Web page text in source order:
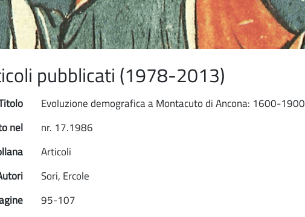
pubblicati (1978-2013)
Evoluzione demografica a Montacuto di Ancona: 1600-1900
nel
nr. 17.1986
Articoli
Sori, Ercole
95-107